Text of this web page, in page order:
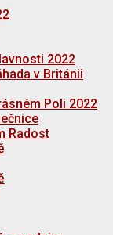
2022
v Británii
Poli 2022
Radost